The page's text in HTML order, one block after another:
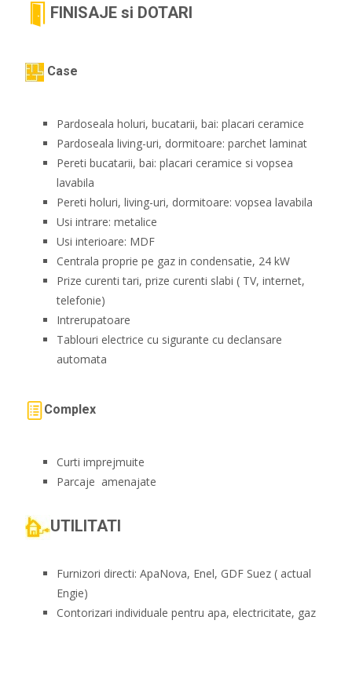
FINISAJE si DOTARI
Case
Pardoseala holuri, bucatarii, bai: placari ceramice
Pardoseala living-uri, dormitoare: parchet laminat
Pereti bucatarii, bai: placari ceramice si vopsea
lavabila
Pereti holuri, living-uri, dormitoare: vopsea lavabila
Usi intrare: metalice
Usi interioare: MDF
Centrala proprie pe gaz in condensatie, 24 kW
Prize curenti tari, prize curenti slabi ( TV, internet,
telefonie)
Intrerupatoare
Tablouri electrice cu sigurante cu declansare
automata
Complex
Curti imprejmuite
Parcaje amenajate
UTILITATI
Furnizori directi: ApaNova, Enel, GDF Suez ( actual
Engie)
Contorizari individuale pentru apa, electricitate, gaz